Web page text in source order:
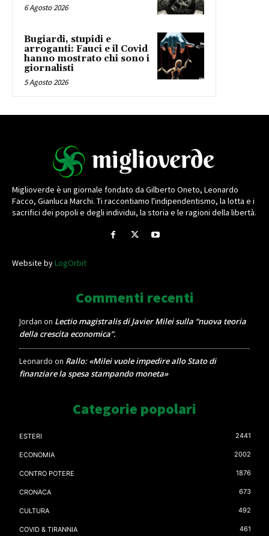
6 Agosto 2026
Bugiardi, stupidi e
arroganti: Fauci e il Covid
hanno mostrato chi sono i
giornalisti
5 Agosto 2026
Miglioverde è un giornale fondato da Gilberto Oneto, Leonardo
Facco, Gianluca Marchi. Ti raccontiamo l'indipendentismo, la lotta e i
sacrifici dei popoli e degli individui, la storia e le ragioni della libertà.
Website byLogOrbit
Commenti recenti
Jordan on Lectio magistralis di Javier Milei sulla “nuova teoria
della crescita economica”.
Leonardo on Rallo: «Milei vuole impedire allo Stato di
finanziare la spesa stampando moneta»
Categorie popolari
ESTERI 2441
ECONOMIA 2002
CONTRO POTERE 1876
CRONACA 673
CULTURA 492
COVID & TIRANNIA 461